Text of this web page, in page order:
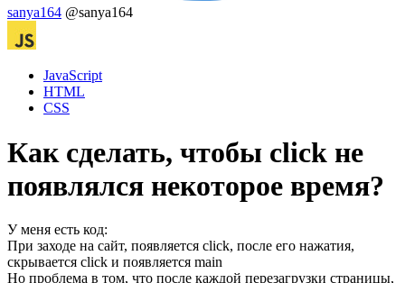
sanya164 @sanya164
JavaScript
HTML
CSS
Как сделать, чтобы click не
появлялся некоторое время?
У меня есть код:
При заходе на сайт, появляется click, после его нажатия,
скрывается click и появляется main
Но проблема в том, что после каждой перезагрузки страницы,